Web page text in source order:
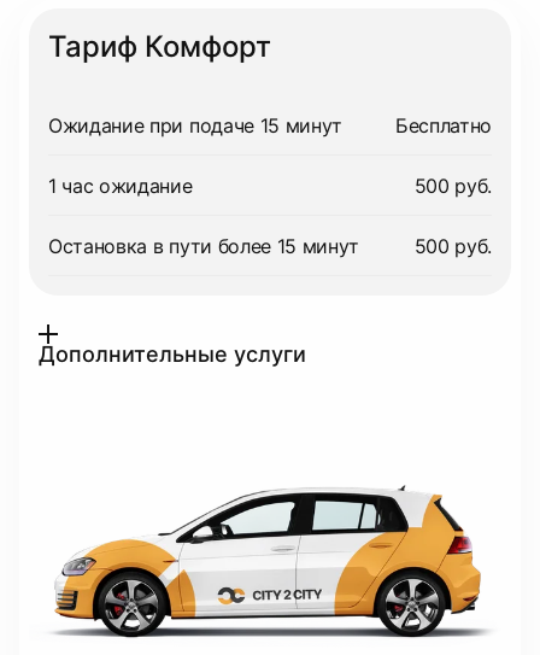
Тариф Комфорт
Ожидание при подаче 15 минут Бесплатно
1 час ожидание 500 руб.
Остановка в пути более 15 минут 500 руб.
Дополнительные услуги